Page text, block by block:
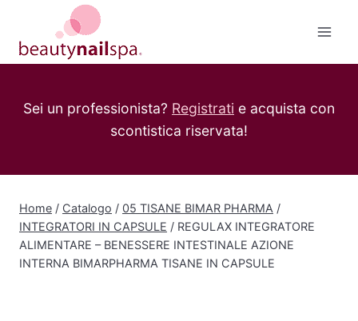
contenuto
Sei un professionista? Registrati e acquista con
scontistica riservata!
Home / Catalogo / 05 TISANE BIMAR PHARMA /
INTEGRATORI IN CAPSULE / REGULAX INTEGRATORE
ALIMENTARE – BENESSERE INTESTINALE AZIONE
INTERNA BIMARPHARMA TISANE IN CAPSULE